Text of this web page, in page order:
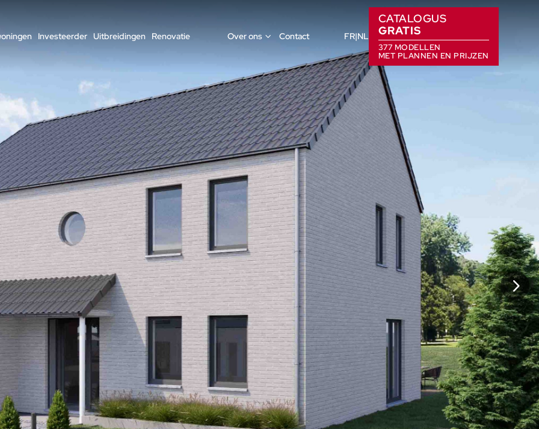
Investeerder Uitbreidingen Renovatie Over ons Contact FR NL
CATALOGUS
GRATIS
377 MODELLEN
MET PLANNEN EN PRIJZEN